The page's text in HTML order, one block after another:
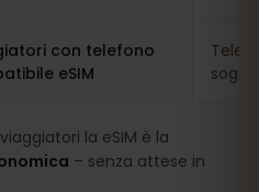
con telefono
eSIM
la eSIM è la
– senza attese in